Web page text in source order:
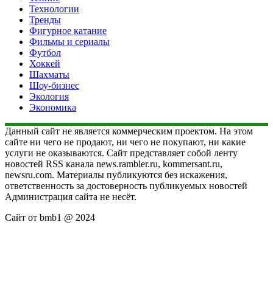
Технологии
Тренды
Фигурное катание
Фильмы и сериалы
Футбол
Хоккей
Шахматы
Шоу-бизнес
Экология
Экономика
Данный сайт не является коммерческим проектом. На этом
сайте ни чего не продают, ни чего не покупают, ни какие
услуги не оказываются. Сайт представляет собой ленту
новостей RSS канала news.rambler.ru, kommersant.ru,
newsru.com. Материалы публикуются без искажения,
ответственность за достоверность публикуемых новостей
Администрация сайта не несёт.
Сайт от bmb1 @ 2024